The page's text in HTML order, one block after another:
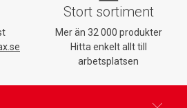
Stort sortiment
Mer än 32 000 produkter
Hitta enkelt allt till
arbetsplatsen